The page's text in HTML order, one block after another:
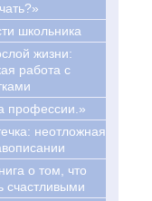
школьника
жизни:
работа с
профессии.»
неотложная
о том, что
счастливыми